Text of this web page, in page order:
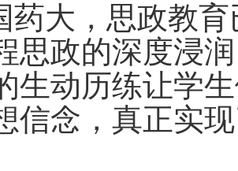
药大，思政教
思政的深度浸
生动历练让学
信念，真正实